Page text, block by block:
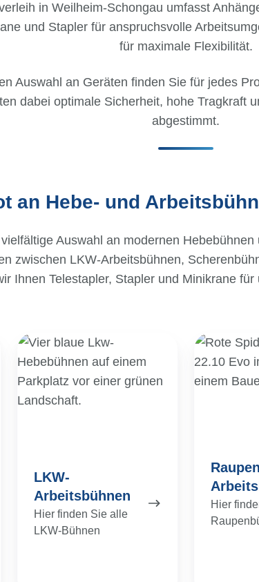
in Weilheim-Schongau umfasst
und Stapler für anspruchsvolle
für maximale Flexibilität.
Auswahl an Geräten finden Sie für jedes
dabei optimale Sicherheit, hohe Tragkraft
abgestimmt.
an Hebe- und
Auswahl an modernen
zwischen LKW-Arbeitsbühnen,
Ihnen Telestapler, Stapler und Minikrane
LKW-
Arbeitsbühnen
Hier finden Sie alle
LKW-Bühnen
LKW-
Arbeitsbühnen
Hier
Raupen-